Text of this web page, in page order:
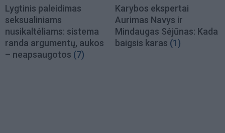
Lygtinis paleidimas
seksualiniams
nusikaltėliams: sistema
randa argumentų, aukos
– neapsaugotos (7)
Karybos ekspertai
Aurimas Navys ir
Mindaugas Sėjūnas: Kada
baigsis karas (1)